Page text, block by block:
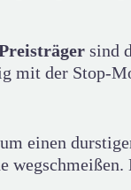
sind
mit der Stop-
einen